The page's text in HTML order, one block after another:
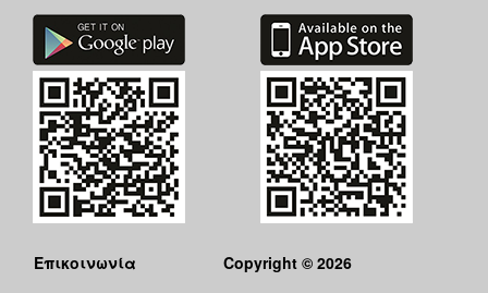
Επικοινωνία
Copyright © 2026